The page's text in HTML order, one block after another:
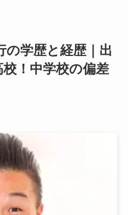
の学歴と経歴｜出
！中学校の偏差